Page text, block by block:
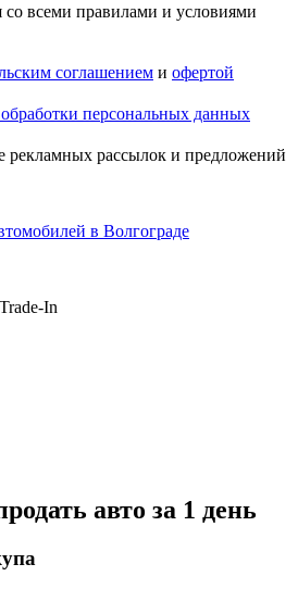
со всеми правилами и условиями
соглашением и офертой
персональных данных
рекламных рассылок и предложений
в Волгограде
авто за 1 день